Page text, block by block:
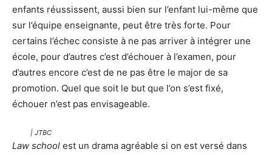
enfants réussissent, aussi bien sur l’enfant lui-même que
sur l’équipe enseignante, peut être très forte. Pour
certains l’échec consiste à ne pas arriver à intégrer une
école, pour d’autres c’est d’échouer à l’examen, pour
d’autres encore c’est de ne pas être le major de sa
promotion. Quel que soit le but que l’on s’est fixé,
échouer n’est pas envisageable.
| JTBC
Law school est un drama agréable si on est versé dans